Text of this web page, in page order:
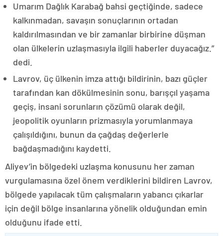
Umarım Dağlık Karabağ bahsi geçtiğinde, sadece
kalkınmadan, savaşın sonuçlarının ortadan
kaldırılmasından ve bir zamanlar birbirine düşman
olan ülkelerin uzlaşmasıyla ilgili haberler duyacağız.”
dedi.
Lavrov, üç ülkenin imza attığı bildirinin, bazı güçler
tarafından kan dökülmesinin sonu, barışçıl yaşama
geçiş, insani sorunların çözümü olarak değil,
jeopolitik oyunların prizmasıyla yorumlanmaya
çalışıldığını, bunun da çağdaş değerlerle
bağdaşmadığını kaydetti.
Aliyev’in bölgedeki uzlaşma konusunu her zaman
vurgulamasına özel önem verdiklerini bildiren Lavrov,
bölgede yapılacak tüm çalışmaların yabancı çıkarlar
için değil bölge insanlarına yönelik olduğundan emin
olduğunu ifade etti.